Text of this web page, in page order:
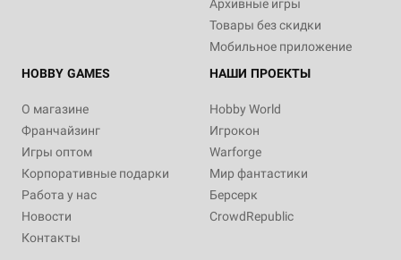
Архивные игры
Товары без скидки
Мобильное приложение
HOBBY GAMES
О магазине
Франчайзинг
Игры оптом
Корпоративные подарки
Работа у нас
Новости
Контакты
НАШИ ПРОЕКТЫ
Hobby World
Игрокон
Warforge
Мир фантастики
Берсерк
CrowdRepublic